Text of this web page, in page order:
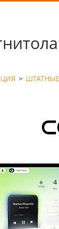
>